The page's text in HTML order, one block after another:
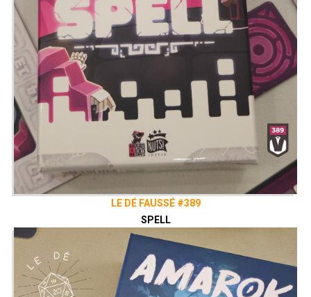
LE DÉ FAUSSÉ #389
SPELL